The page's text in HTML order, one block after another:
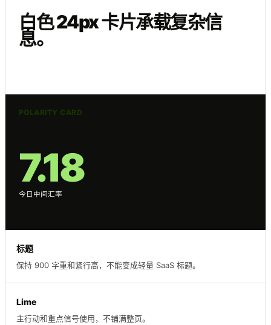
白色 24px 卡片承载复杂信
息。
POLARITY CARD
7.18
今日中间汇率
标题
保持 900 字重和紧行高，不能变成轻量 SaaS 标题。
Lime
主行动和重点信号使用，不铺满整页。